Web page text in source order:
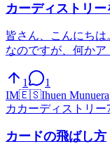
カーディストリ
皆さん、こんにち
なのですが、何かア
1
1
IM🇪🇸Ihuen Munuera
カ カーディストリー
カードの飛ばし方